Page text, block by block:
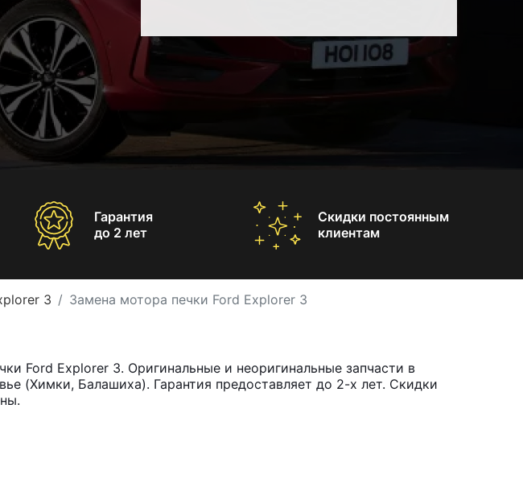
Гарантия
до 2 лет
Скидки постоянным
клиентам
3 Замена мотора печки Ford Explorer 3
Ford Explorer 3. Оригинальные и неоригинальные запчасти в
(Химки, Балашиха). Гарантия предоставляет до 2-х лет. Скидки